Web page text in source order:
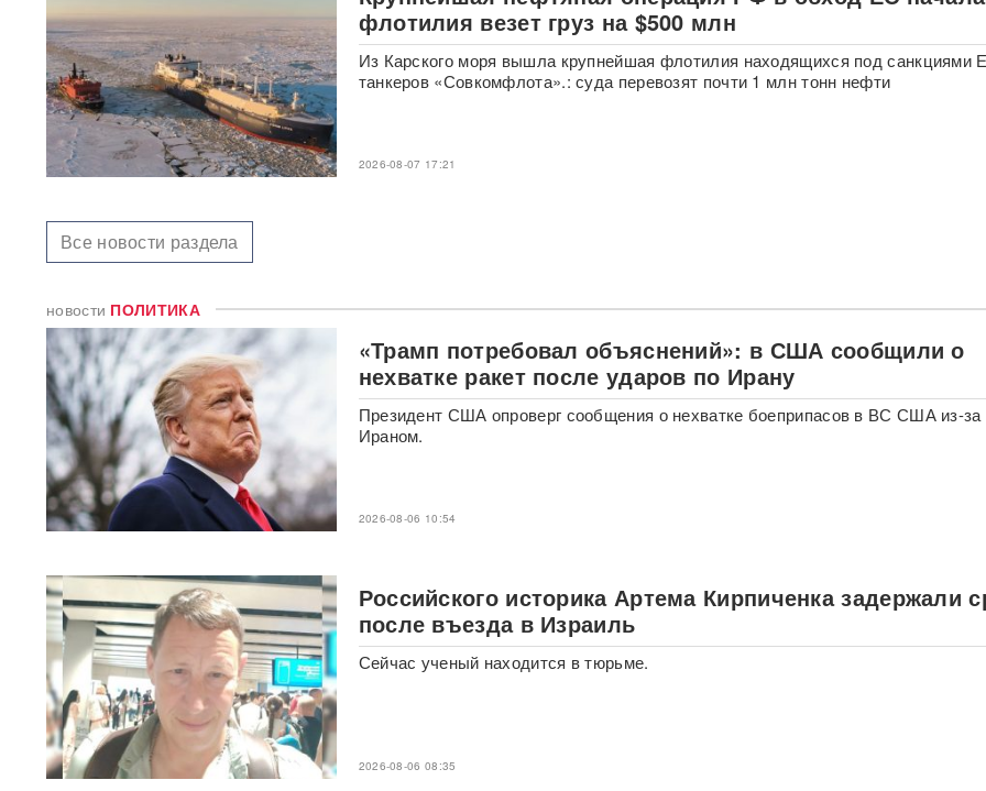
три варианта, после которых
Киеву будет не до терактов
«У Путина лопнуло
терпение»: Россия взяла под
контроль Черное море
«93 метра под землей»:
по Киеву
друг Усольцевых получил от
них загадочное послание
«Работа не прекращается ни
на минуту»: Sky News
показал подземный завод
дронов на Украине, где
выпускают 200 БПЛА в сутки
Масштабный сбой интернета
произошел по всей России:
перестали открываться
Россия бьет по складам
шоколада и мороженого?
Подоляка объяснил причину
таких ударов ВС РФ
88 дронов за ночь:
Ярославль пережил
крупнейшую атаку БПЛА ВСУ
с начала СВО
флотилия везет груз на $500 млн
Из Карского моря вышла крупнейшая флотилия находящихся под санкциями
танкеров «Совкомфлота».: суда перевозят почти 1 млн тонн нефти
2026-08-07 17:21
Все новости раздела
новости ПОЛИТИКА
«Трамп потребовал объяснений»: в США сообщили о
нехватке ракет после ударов по Ирану
Президент США опроверг сообщения о нехватке боеприпасов в ВС США из-за
Ираном.
2026-08-06 10:54
Российского историка Артема Кирпиченка задержали
после въезда в Израиль
Сейчас ученый находится в тюрьме.
2026-08-06 08:35